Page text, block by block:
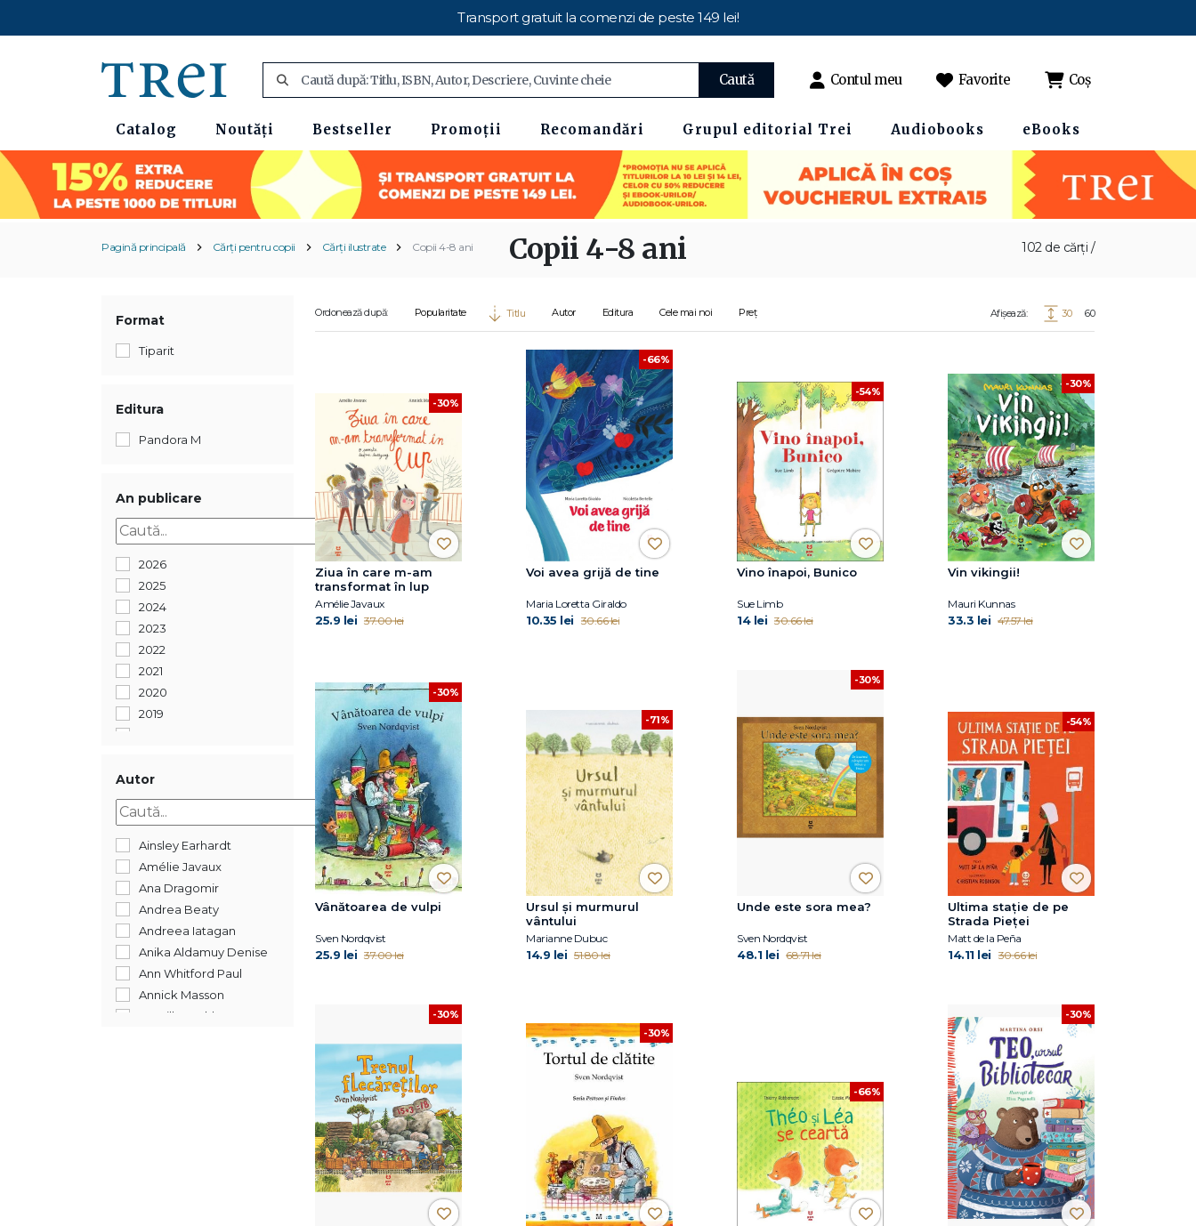
Transport gratuit la comenzi de peste 149 lei!
Caută Contul meu Favorite Coș
Catalog Noutăți Bestseller Promoții Recomandări Grupul editorial Trei Audiobooks eBooks
Pagină principală Cărți pentru copii Cărți ilustrate Copii 4-8 ani 102 de cărți /
Copii 4-8 ani
Format
Tiparit
Editura
Pandora M
An publicare
2026
2025
2024
2023
2022
2021
2020
2019
2016
2015
Autor
Ainsley Earhardt
Amélie Javaux
Ana Dragomir
Andrea Beaty
Andreea Iatagan
Anika Aldamuy Denise
Ann Whitford Paul
Annick Masson
Camilla Läckberg
Ordonează după: Popularitate Titlu Autor Editura Cele mai noi Preț Afișează: 30 60
-30%
Ziua în care m-am
transformat în lup
Amélie Javaux
25.9 lei 37.00 lei
-66%
Voi avea grijă de tine
Maria Loretta Giraldo
10.35 lei 30.66 lei
-54%
Vino înapoi, Bunico
Sue Limb
14 lei 30.66 lei
-30%
Vin vikingii!
Mauri Kunnas
33.3 lei 47.57 lei
-30%
Vânătoarea de vulpi
Sven Nordqvist
25.9 lei 37.00 lei
-71%
Ursul și murmurul
vântului
Marianne Dubuc
14.9 lei 51.80 lei
-30%
Unde este sora mea?
Sven Nordqvist
48.1 lei 68.71 lei
-54%
Ultima stație de pe
Strada Pieței
Matt de la Peña
14.11 lei 30.66 lei
-30%
-30%
-66%
-30%